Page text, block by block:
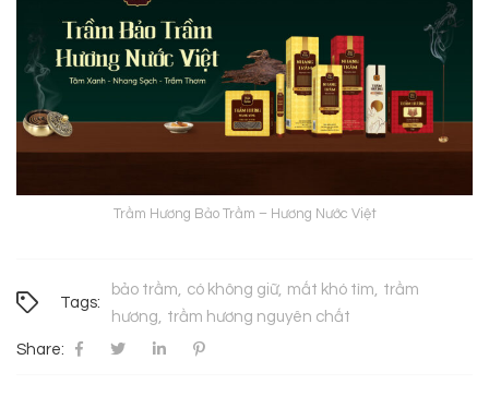
Trầm Hương Bảo Trầm – Hương Nước Việt
Tags:
bảo trầm có không giữ mất khó tìm
trầm
hương
trầm hương nguyên chất
Share: